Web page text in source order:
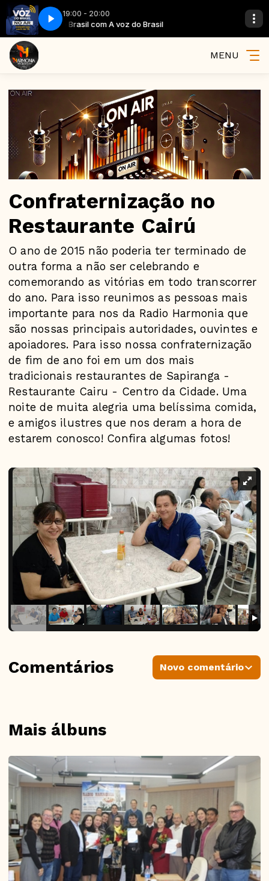
19:00 - 20:00
A voz do Brasil com A voz do Brasil A voz do
MENU
Confraternização no
Restaurante Cairú
O ano de 2015 não poderia ter terminado de
outra forma a não ser celebrando e
comemorando as vitórias em todo transcorrer
do ano. Para isso reunimos as pessoas mais
importante para nos da Radio Harmonia que
são nossas principais autoridades, ouvintes e
apoiadores. Para isso nossa confraternização
de fim de ano foi em um dos mais
tradicionais restaurantes de Sapiranga -
Restaurante Cairu - Centro da Cidade. Uma
noite de muita alegria uma belíssima comida,
e amigos ilustres que nos deram a hora de
estarem conosco! Confira algumas fotos!
Mais álbuns
Comentários Novo comentário